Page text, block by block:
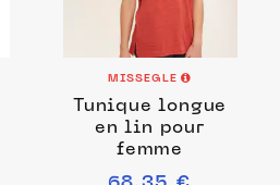
MISSEGLE
Tunique longue
en lin pour
femme